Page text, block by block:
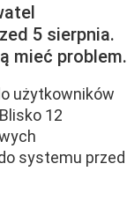
5 sierpnia.
mieć problem.
użytkowników
12
systemu przed